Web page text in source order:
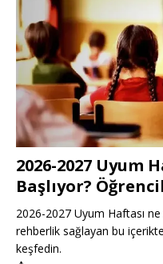
2026-2027 Uyum
Başlıyor?
2026-2027 Uyum Haftası
rehberlik sağlayan bu
keşfedin.